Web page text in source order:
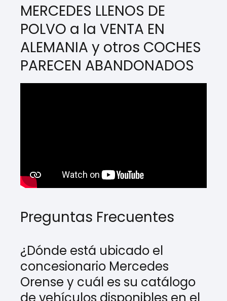
MERCEDES LLENOS DE
POLVO a la VENTA EN
ALEMANIA y otros COCHES
PARECEN ABANDONADOS
Preguntas Frecuentes
¿Dónde está ubicado el
concesionario Mercedes
Orense y cuál es su catálogo
de vehículos disponibles en el